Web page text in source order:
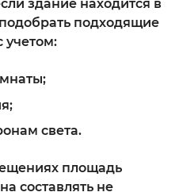
здание находится в
подходящие
учетом:
света.
площадь
составлять не